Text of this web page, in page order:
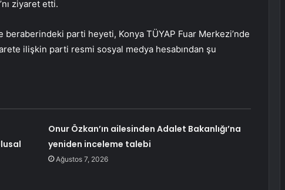
ziyaret etti.
beraberindeki parti heyeti, Konya TÜYAP Fuar Merkezi’nde
ilişkin parti resmi sosyal medya hesabından şu
Onur Özkan’ın ailesinden Adalet Bakanlığı’na
yeniden inceleme talebi
Ağustos 7, 2026